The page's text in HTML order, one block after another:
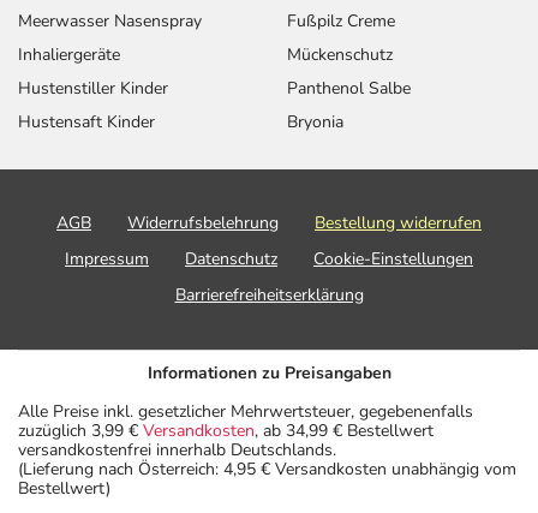
Meerwasser Nasenspray
Inhaliergeräte
Hustenstiller Kinder
Hustensaft Kinder
Fußpilz Creme
Mückenschutz
Panthenol Salbe
Bryonia
AGB Widerrufsbelehrung
Bestellung widerrufen
Impressum
Datenschutz
Cookie-Einstellungen
Barrierefreiheitserklärung
Informationen zu Preisangaben
Alle Preise inkl. gesetzlicher Mehrwertsteuer, gegebenenfalls
zuzüglich 3,99 € Versandkosten, ab 34,99 € Bestellwert
versandkostenfrei innerhalb Deutschlands.
(Lieferung nach Österreich: 4,95 € Versandkosten unabhängig vom
Bestellwert)